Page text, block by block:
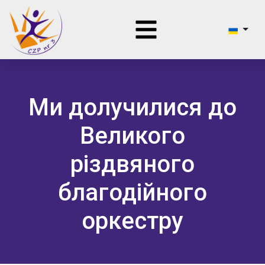
Ми долучилися до
Великого
різдвяного
благодійного
оркестру